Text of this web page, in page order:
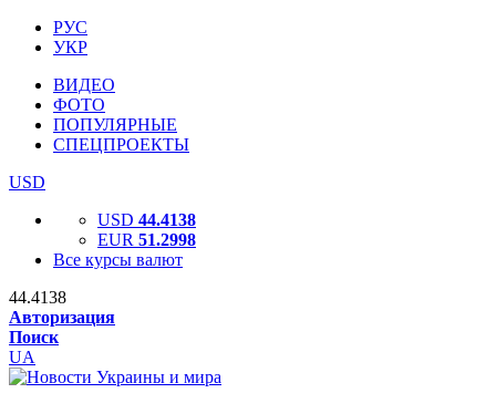
РУС
УКР
ВИДЕО
ФОТО
ПОПУЛЯРНЫЕ
СПЕЦПРОЕКТЫ
USD
USD 44.4138
EUR 51.2998
Все курсы валют
44.4138
Авторизация
Поиск
UA